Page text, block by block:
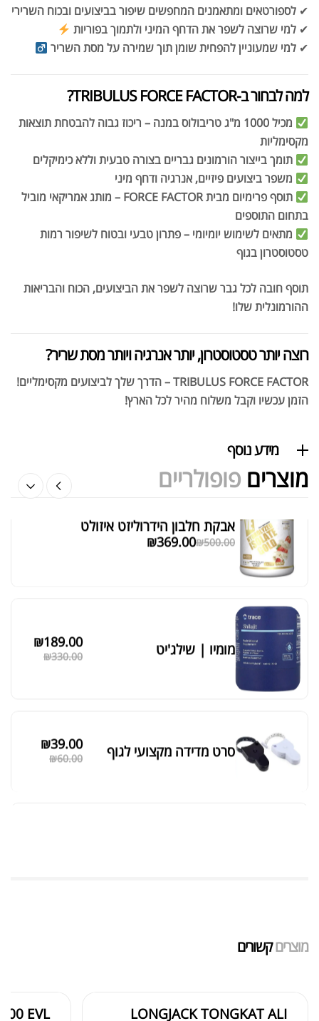
✔ לספורטאים ומתאמנים המחפשים שיפור בביצועים ובכוח השרירי
✔ למי שרוצה לשפר את הדחף המיני ולתמוך בפוריות
✔ למי שמעוניין להפחית שומן תוך שמירה על מסת השריר
למה לבחור ב-TRIBULUS FORCE FACTOR?
מכיל 1000 מ"ג טריבולוס במנה – ריכוז גבוה להבטחת תוצאות
מקסימליות
תומך בייצור הורמונים גבריים בצורה טבעית וללא כימיקלים
משפר ביצועים פיזיים, אנרגיה ודחף מיני
תוסף פרימיום מבית FORCE FACTOR – מותג אמריקאי מוביל
בתחום התוספים
מתאים לשימוש יומיומי – פתרון טבעי ובטוח לשיפור רמות
טסטוסטרון בגוף
תוסף חובה לכל גבר שרוצה לשפר את הביצועים, הכוח והבריאות
ההורמונלית שלו!
רוצה יותר טסטוסטרון, יותר אנרגיה ויותר מסת שריר?
TRIBULUS FORCE FACTOR – הדרך שלך לביצועים מקסימליים!
הזמן עכשיו וקבל משלוח מהיר לכל הארץ!
מידע נוסף
מוצרים פופולריים
מציג 1–6 מתוך 524 תוצאות
סידור ברירת מחדל
אבקת חלבון כשרה
שייקר מקצועי פרובודי לחלבון או גיינר
40.00
₪20.00
אבקת חלבון הידרוליזט איזולט
מומיו | שילג'יט 189.00
₪60.00
קשורים